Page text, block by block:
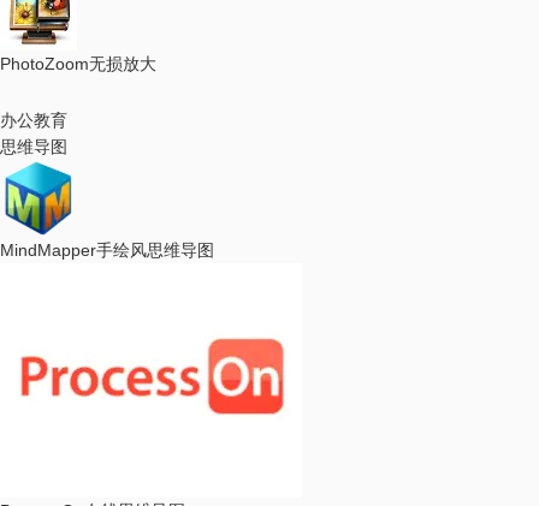
PhotoZoom无损放大
办公教育
思维导图
MindMapper手绘风思维导图